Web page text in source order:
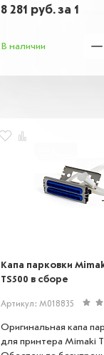
Этот аксессуар
его простоя.
8 281 руб.за 1
В наличии
Капа парковки
TS500 в сборе
Артикул: M018835
Оригинальная капа
для принтера Mimaki